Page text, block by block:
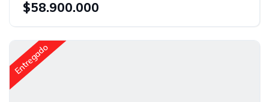
$58.900.000
Entregado